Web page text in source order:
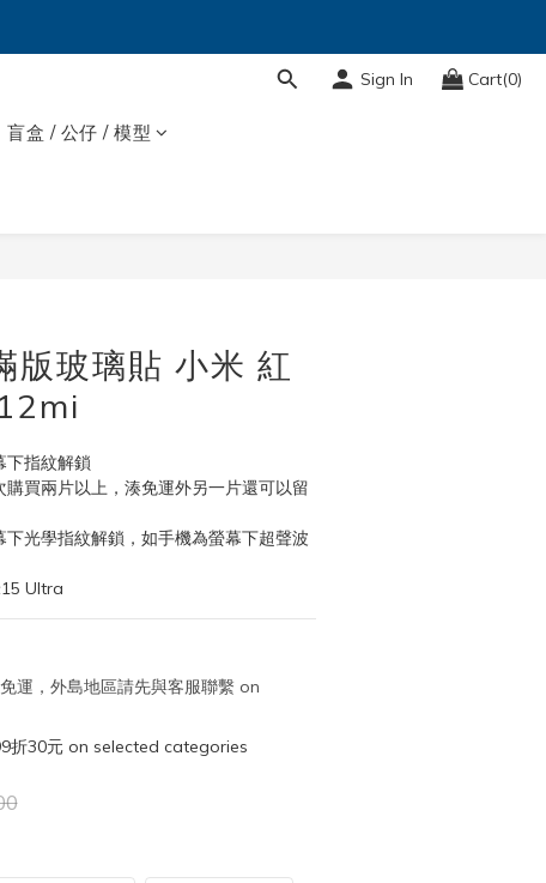
Sign In Cart(0)
盲盒 / 公仔 / 模型
版玻璃貼 小米 紅
指紋解鎖
買兩片以上，湊免運外另一片還可以留
光學指紋解鎖，如手機為螢幕下超聲波
Ultra
運，外島地區請先與客服聯繫 on
折30元 on selected categories